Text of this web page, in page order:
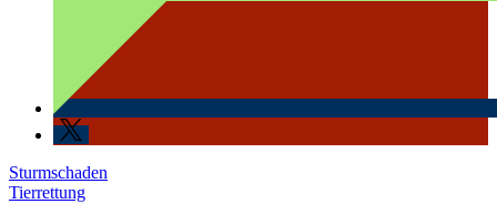
Beitragsnavigation
Sturmschaden
Tierrettung